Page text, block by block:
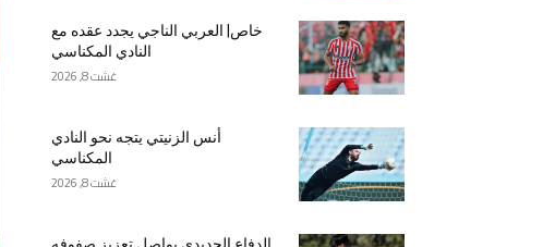
خاص| العربي الناجي يجدد عقده مع
النادي المكناسي
غشت 8, 2026
أنس الزنيتي يتجه نحو النادي
المكناسي
غشت 8, 2026